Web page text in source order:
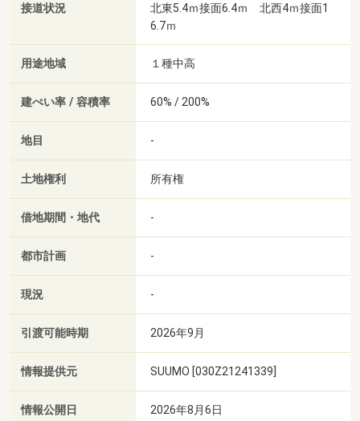
接道状況
北東5.4ｍ接面6.4ｍ 北西4ｍ接面1
6.7ｍ
用途地域 １種中高
建ぺい率 / 容積率 60% / 200%
地目 -
土地権利 所有権
借地期間・地代 -
都市計画 -
現況 -
引渡可能時期 2026年9月
情報提供元 SUUMO [030Z21241339]
情報公開日 2026年8月6日